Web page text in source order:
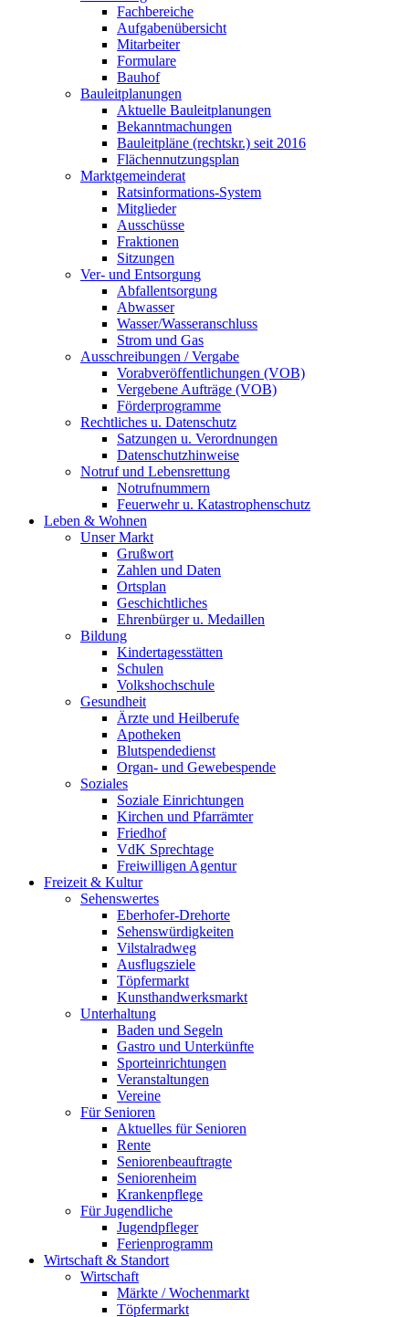
Fachbereiche
Aufgabenübersicht
Mitarbeiter
Formulare
Bauhof
Bauleitplanungen
Aktuelle Bauleitplanungen
Bekanntmachungen
Bauleitpläne (rechtskr.) seit 2016
Flächennutzungsplan
Marktgemeinderat
Ratsinformations-System
Mitglieder
Ausschüsse
Fraktionen
Sitzungen
Ver- und Entsorgung
Abfallentsorgung
Abwasser
Wasser/Wasseranschluss
Strom und Gas
Ausschreibungen / Vergabe
Vorabveröffentlichungen (VOB)
Vergebene Aufträge (VOB)
Förderprogramme
Rechtliches u. Datenschutz
Satzungen u. Verordnungen
Datenschutzhinweise
Notruf und Lebensrettung
Notrufnummern
Feuerwehr u. Katastrophenschutz
Leben & Wohnen
Unser Markt
Grußwort
Zahlen und Daten
Ortsplan
Geschichtliches
Ehrenbürger u. Medaillen
Bildung
Kindertagesstätten
Schulen
Volkshochschule
Gesundheit
Ärzte und Heilberufe
Apotheken
Blutspendedienst
Organ- und Gewebespende
Soziales
Soziale Einrichtungen
Kirchen und Pfarrämter
Friedhof
VdK Sprechtage
Freiwilligen Agentur
Freizeit & Kultur
Sehenswertes
Eberhofer-Drehorte
Sehenswürdigkeiten
Vilstalradweg
Ausflugsziele
Töpfermarkt
Kunsthandwerksmarkt
Unterhaltung
Baden und Segeln
Gastro und Unterkünfte
Sporteinrichtungen
Veranstaltungen
Vereine
Für Senioren
Aktuelles für Senioren
Rente
Seniorenbeauftragte
Seniorenheim
Krankenpflege
Für Jugendliche
Jugendpfleger
Ferienprogramm
Wirtschaft & Standort
Wirtschaft
Märkte / Wochenmarkt
Töpfermarkt